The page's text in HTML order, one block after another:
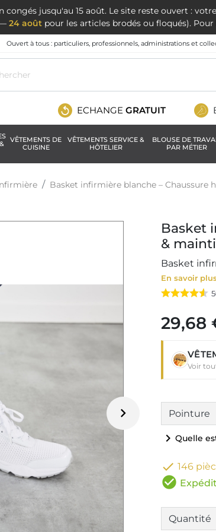
congés jusqu'au 15 août. Le site reste ouvert :
24 août pour les articles brodés ou floqués).
Ouvert à tous : particuliers, professionnels, administrations et
ECHANGE GRATUIT
VÊTEMENTS DE
CUISINE
VÊTEMENTS SERVICE &
HÔTELIER
BLOUSE DE
PAR MÉTIER
Basket infirmière blanche – Chaussure

Basket
&
Basket
En savoir
29,68
Voir
chevron_right Quelle
 146
check_circle